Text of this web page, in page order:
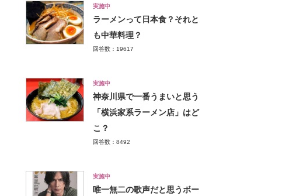
実施中
ラーメンって日本食？それと
も中華料理？
回答数：19617
実施中
神奈川県で一番うまいと思う
「横浜家系ラーメン店」はど
こ？
回答数：8492
実施中
唯一無二の歌声だと思うボー